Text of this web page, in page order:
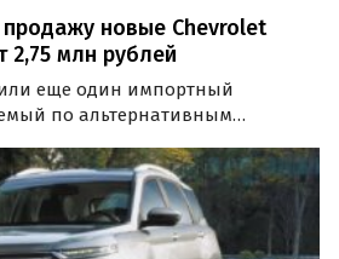
новые Chevrolet
2,75 млн рублей
еще один импортный
по альтернативным
в трех городах России по
пишут «Автоновости дня» За